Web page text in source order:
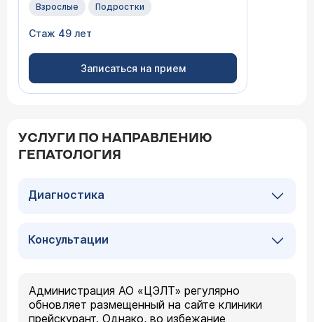
Взрослые Подростки
Стаж 49 лет
Записаться на прием
УСЛУГИ ПО НАПРАВЛЕНИЮ
ГЕПАТОЛОГИЯ
Диагностика
Консультации
Администрация АО «ЦЭЛТ» регулярно
обновляет размещенный на сайте клиники
прейскурант. Однако, во избежание